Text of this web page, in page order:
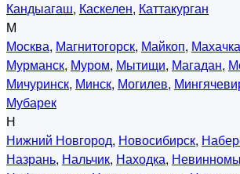
Кандыагаш, Каскелен, Каттакурган
М
Москва, Магнитогорск, Майкоп,
Мурманск, Муром, Мытищи, Магадан,
Мичуринск, Минск, Могилев,
Мубарек
Н
Нижний Новгород, Новосибирск,
Назрань, Нальчик, Находка,